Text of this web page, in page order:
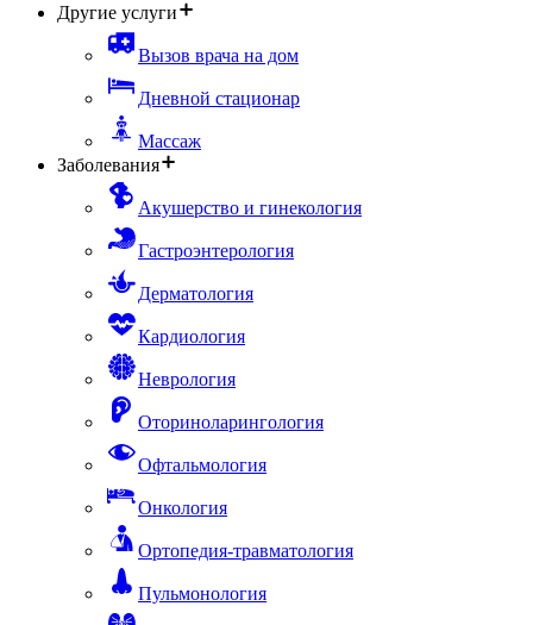
Другие услуги
Вызов врача на дом
Дневной стационар
Массаж
Заболевания
Акушерство и гинекология
Гастроэнтерология
Дерматология
Кардиология
Неврология
Оториноларингология
Офтальмология
Онкология
Ортопедия-травматология
Пульмонология